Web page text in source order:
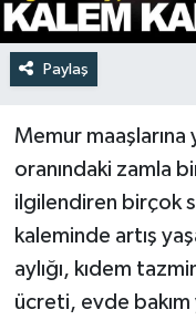
Paylaş
Memur
oranındaki zamla
ilgilendiren birçok
kaleminde artış
aylığı, kıdem
ücreti, evde bakım